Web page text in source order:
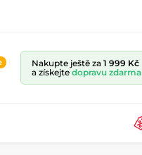
Nakupte ještě za 1 999 Kč
a získejte dopravu zdarma